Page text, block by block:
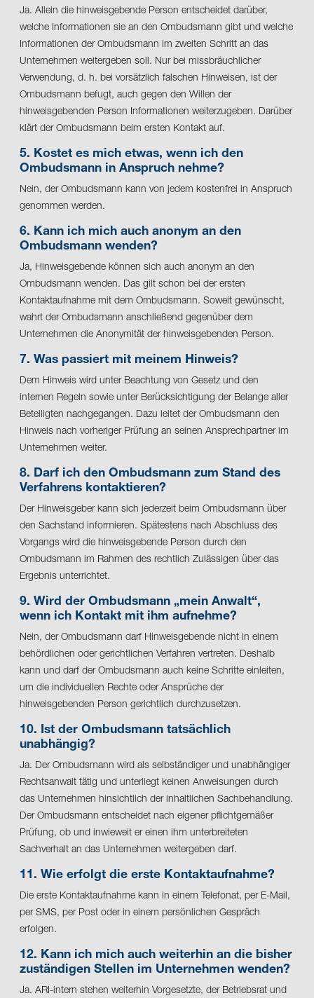
Ja. Allein die hinweisgebende Person entscheidet darüber,
welche Informationen sie an den Ombudsmann gibt und welche
Informationen der Ombudsmann im zweiten Schritt an das
Unternehmen weitergeben soll. Nur bei missbräuchlicher
Verwendung, d. h. bei vorsätzlich falschen Hinweisen, ist der
Ombudsmann befugt, auch gegen den Willen der
hinweisgebenden Person Informationen weiterzugeben. Darüber
klärt der Ombudsmann beim ersten Kontakt auf.
5. Kostet es mich etwas, wenn ich den
Ombudsmann in Anspruch nehme?
Nein, der Ombudsmann kann von jedem kostenfrei in Anspruch
genommen werden.
6. Kann ich mich auch anonym an den
Ombudsmann wenden?
Ja, Hinweisgebende können sich auch anonym an den
Ombudsmann wenden. Das gilt schon bei der ersten
Kontaktaufnahme mit dem Ombudsmann. Soweit gewünscht,
wahrt der Ombudsmann anschließend gegenüber dem
Unternehmen die Anonymität der hinweisgebenden Person.
7. Was passiert mit meinem Hinweis?
Dem Hinweis wird unter Beachtung von Gesetz und den
internen Regeln sowie unter Berücksichtigung der Belange aller
Beteiligten nachgegangen. Dazu leitet der Ombudsmann den
Hinweis nach vorheriger Prüfung an seinen Ansprechpartner im
Unternehmen weiter.
8. Darf ich den Ombudsmann zum Stand des
Verfahrens kontaktieren?
Der Hinweisgeber kann sich jederzeit beim Ombudsmann über
den Sachstand informieren. Spätestens nach Abschluss des
Vorgangs wird die hinweisgebende Person durch den
Ombudsmann im Rahmen des rechtlich Zulässigen über das
Ergebnis unterrichtet.
9. Wird der Ombudsmann „mein Anwalt“,
wenn ich Kontakt mit ihm aufnehme?
Nein, der Ombudsmann darf Hinweisgebende nicht in einem
behördlichen oder gerichtlichen Verfahren vertreten. Deshalb
kann und darf der Ombudsmann auch keine Schritte einleiten,
um die individuellen Rechte oder Ansprüche der
hinweisgebenden Person gerichtlich durchzusetzen.
10. Ist der Ombudsmann tatsächlich
unabhängig?
Ja. Der Ombudsmann wird als selbständiger und unabhängiger
Rechtsanwalt tätig und unterliegt keinen Anweisungen durch
das Unternehmen hinsichtlich der inhaltlichen Sachbehandlung.
Der Ombudsmann entscheidet nach eigener pflichtgemäßer
Prüfung, ob und inwieweit er einen ihm unterbreiteten
Sachverhalt an das Unternehmen weitergeben darf.
11. Wie erfolgt die erste Kontaktaufnahme?
Die erste Kontaktaufnahme kann in einem Telefonat, per E-Mail,
per SMS, per Post oder in einem persönlichen Gespräch
erfolgen.
12. Kann ich mich auch weiterhin an die bisher
zuständigen Stellen im Unternehmen wenden?
Ja. ARI-intern stehen weiterhin Vorgesetzte, der Betriebsrat und